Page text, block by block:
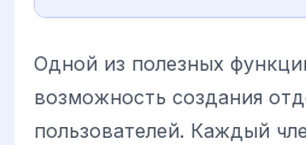
Одной из полезных
возможность создания
пользователей. Каждый